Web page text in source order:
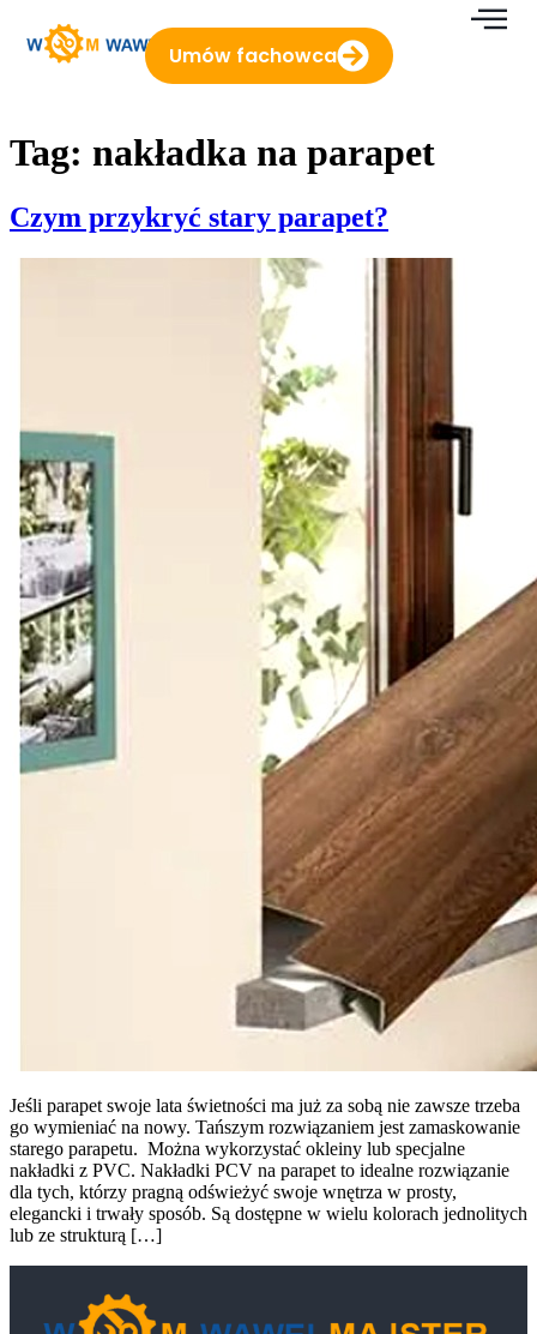
treści
Umów fachowca
Tag: nakładka na parapet
Czym przykryć stary parapet?
Jeśli parapet swoje lata świetności ma już za sobą nie zawsze trzeba
go wymieniać na nowy. Tańszym rozwiązaniem jest zamaskowanie
starego parapetu. Można wykorzystać okleiny lub specjalne
nakładki z PVC. Nakładki PCV na parapet to idealne rozwiązanie
dla tych, którzy pragną odświeżyć swoje wnętrza w prosty,
elegancki i trwały sposób. Są dostępne w wielu kolorach jednolitych
lub ze strukturą […]